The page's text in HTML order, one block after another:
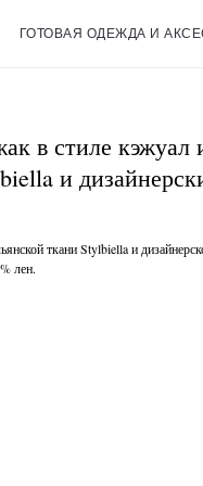
ГОТОВАЯ ОДЕЖДА И
в стиле кэжуал
и
ткани Stylbiella и
лен.